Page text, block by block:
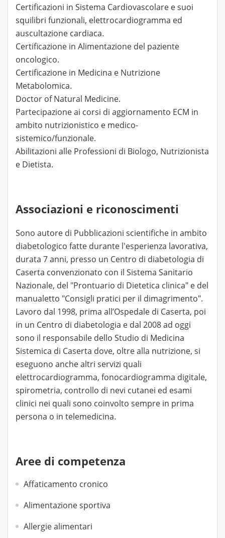
Certificazioni in Sistema Cardiovascolare e suoi
squilibri funzionali, elettrocardiogramma ed
auscultazione cardiaca.
Certificazione in Alimentazione del paziente
oncologico.
Certificazione in Medicina e Nutrizione
Metabolomica.
Doctor of Natural Medicine.
Partecipazione ai corsi di aggiornamento ECM in
ambito nutrizionistico e medico-
sistemico/funzionale.
Abilitazioni alle Professioni di Biologo, Nutrizionista
e Dietista.
Associazioni e riconoscimenti
Sono autore di Pubblicazioni scientifiche in ambito
diabetologico fatte durante l'esperienza lavorativa,
durata 7 anni, presso un Centro di diabetologia di
Caserta convenzionato con il Sistema Sanitario
Nazionale, del "Prontuario di Dietetica clinica" e del
manualetto "Consigli pratici per il dimagrimento".
Lavoro dal 1998, prima all’Ospedale di Caserta, poi
in un Centro di diabetologia e dal 2008 ad oggi
sono il responsabile dello Studio di Medicina
Sistemica di Caserta dove, oltre alla nutrizione, si
eseguono anche altri servizi quali
elettrocardiogramma, fonocardiogramma digitale,
spirometria, controllo di nevi cutanei ed esami
clinici nei quali sono coinvolto sempre in prima
persona o in telemedicina.
Aree di competenza
Affaticamento cronico
Alimentazione sportiva
Allergie alimentari